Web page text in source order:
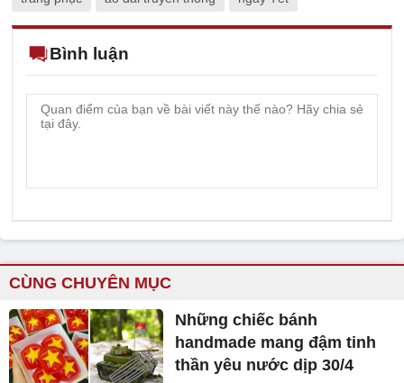
Bình luận
CÙNG CHUYÊN MỤC
Những chiếc bánh
handmade mang đậm tinh
thần yêu nước dịp 30/4